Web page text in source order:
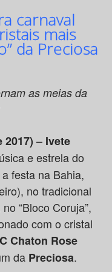
carnaval
mais
da Preciosa
as meias da
2017) – Ivete
e estrela do
festa na Bahia,
no tradicional
“Bloco Coruja”,
com o cristal
Chaton Rose
da Preciosa.